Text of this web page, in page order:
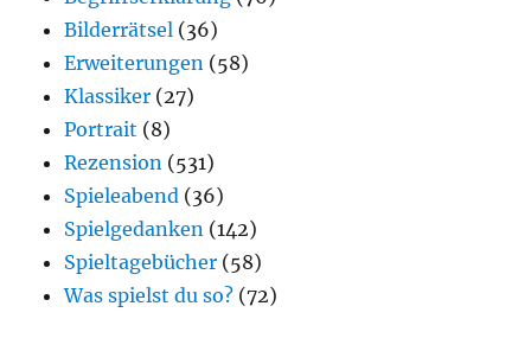
Bilderrätsel (36)
Erweiterungen (58)
Klassiker (27)
Portrait (8)
Rezension (531)
Spieleabend (36)
Spielgedanken (142)
Spieltagebücher (58)
Was spielst du so? (72)